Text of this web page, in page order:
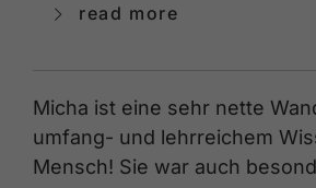
read more
Micha ist eine sehr nette
umfang- und lehrreichem
Mensch! Sie war auch